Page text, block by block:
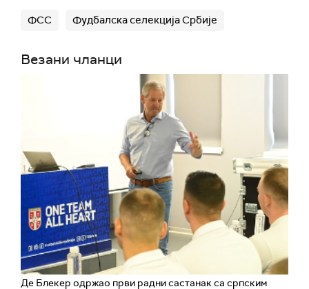
ФСС Фудбалска селекција Србије
Везани чланци
Де Блекер одржао први радни састанак са српским